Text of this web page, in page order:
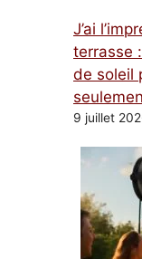
J’ai
terrasse
de soleil
9 juillet